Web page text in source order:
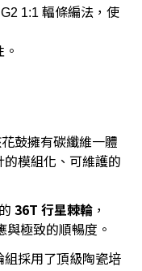
G2 1:1 輻條編法，使
花鼓擁有碳纖維一體
模組化、可維護的
36T 行星棘輪 ，
極致的順暢度。
採用了頂級陶瓷培